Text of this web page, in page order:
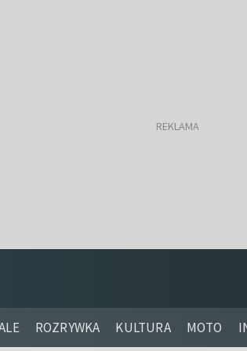
ROZRYWKA KULTURA MOTO